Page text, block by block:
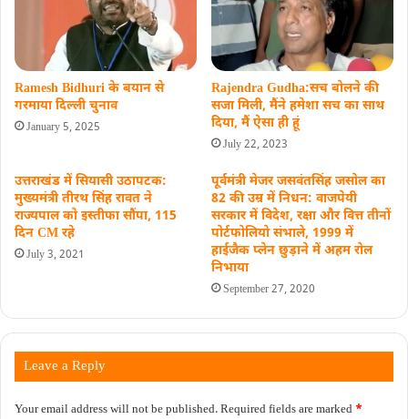
Ramesh Bidhuri के बयान से
गरमाया दिल्ली चुनाव
January 5, 2025
Rajendra Gudha:सच बोलने की
सजा मिली, मैंने हमेशा सच का साथ
दिया, मैं ऐसा ही हूं
July 22, 2023
उत्तराखंड में सियासी उठापटक:
मुख्यमंत्री तीरथ सिंह रावत ने
राज्यपाल को इस्तीफा सौंपा, 115
दिन CM रहे
July 3, 2021
पूर्वमंत्री मेजर जसवंतसिंह जसोल का
82 की उम्र में निधन: वाजपेयी
सरकार में विदेश, रक्षा और वित्त तीनों
पोर्टफोलियो संभाले, 1999 में
हाईजैक प्लेन छुड़ाने में अहम रोल
निभाया
September 27, 2020
Leave a Reply
Your email address will not be published.Required fields are marked *